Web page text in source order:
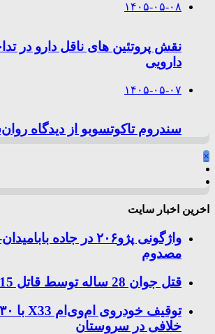
۱۴۰۵-۰۵-۰۸
نقش پروتئین های ناقل دارو در
دارویی
۱۴۰۵-۰۵-۰۷
سندروم تاکوتسوبو از دیدگاه
×
اخرین اخبار سایت
مصدوم
قتل جوان 28 ساله توسط قاتل 15 ساله در کازرون
خلافی در سروستان